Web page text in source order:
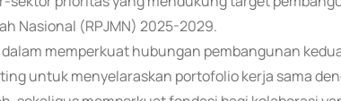
Nasional (RPJMN) 2025-2029.
memperkuat hubungan pembangunan
untuk menyelaraskan portofolio kerja sama